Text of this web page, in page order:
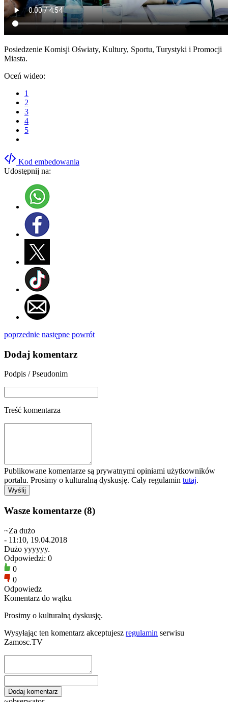
Posiedzenie Komisji Oświaty, Kultury, Sportu, Turystyki i Promocji
Miasta.
Oceń wideo:
1
2
3
4
5
Kod embedowania
Udostępnij na:
poprzednie następne powrót
Dodaj komentarz
Podpis / Pseudonim
Treść komentarza
Publikowane komentarze są prywatnymi opiniami użytkowników
portalu. Prosimy o kulturalną dyskusję. Cały regulamin tutaj.
Wasze komentarze (8)
~Za dużo
- 11:10, 19.04.2018
Dużo yyyyyy.
Odpowiedzi: 0
0
0
Odpowiedz
Komentarz do wątku
Prosimy o kulturalną dyskusję.
Wysyłając ten komentarz akceptujesz regulamin serwisu
Zamosc.TV